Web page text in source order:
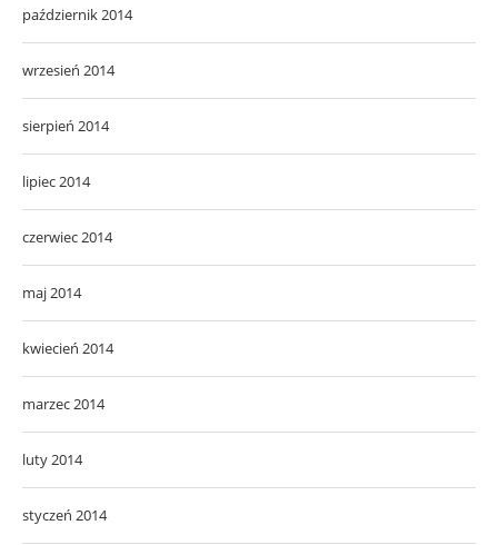
październik 2014
wrzesień 2014
sierpień 2014
lipiec 2014
czerwiec 2014
maj 2014
kwiecień 2014
marzec 2014
luty 2014
styczeń 2014